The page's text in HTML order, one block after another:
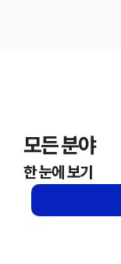
모든 분야
한 눈에 보기